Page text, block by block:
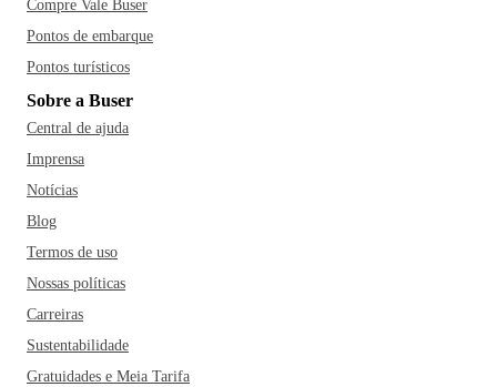
Compre Vale Buser
Pontos de embarque
Pontos turísticos
Sobre a Buser
Central de ajuda
Imprensa
Notícias
Blog
Termos de uso
Nossas políticas
Carreiras
Sustentabilidade
Gratuidades e Meia Tarifa